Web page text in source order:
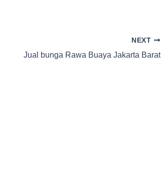
NEXT
Jual bunga Rawa Buaya Jakarta Barat